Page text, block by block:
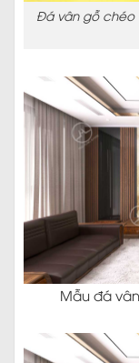
Đá vân gỗ chéo
Mẫu đá